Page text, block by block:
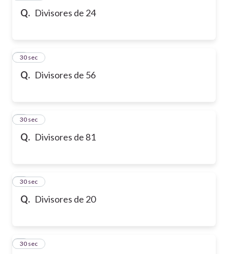
Q. Divisores de 24
Q. Divisores de 56
3
30 sec
Q. Divisores de 81
4
30 sec
Q. Divisores de 20
5
30 sec
6
30 sec